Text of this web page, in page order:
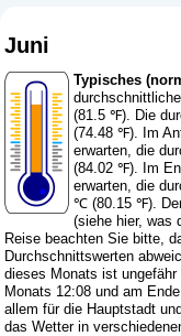
Juni
Typisches
(81.5 ℉). Die
(74.48 ℉). Im
erwarten, die
(84.02 ℉). Im
erwarten, die
℃ (80.15 ℉).
(siehe hier, was
Reise beachten Sie bitte,
Durchschnittswerten
dieses Monats ist
Monats 12:08 und am
allem für die Hauptstadt
das Wetter in